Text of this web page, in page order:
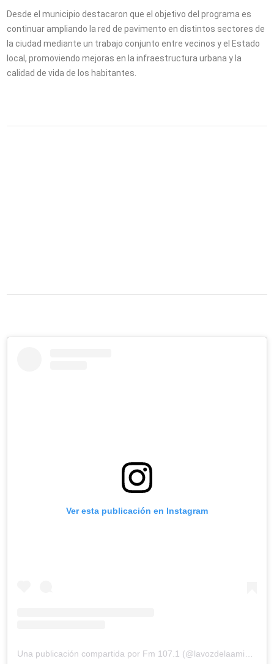
Desde el municipio destacaron que el objetivo del programa es
continuar ampliando la red de pavimento en distintos sectores de
la ciudad mediante un trabajo conjunto entre vecinos y el Estado
local, promoviendo mejoras en la infraestructura urbana y la
calidad de vida de los habitantes.
Ver esta publicación en Instagram